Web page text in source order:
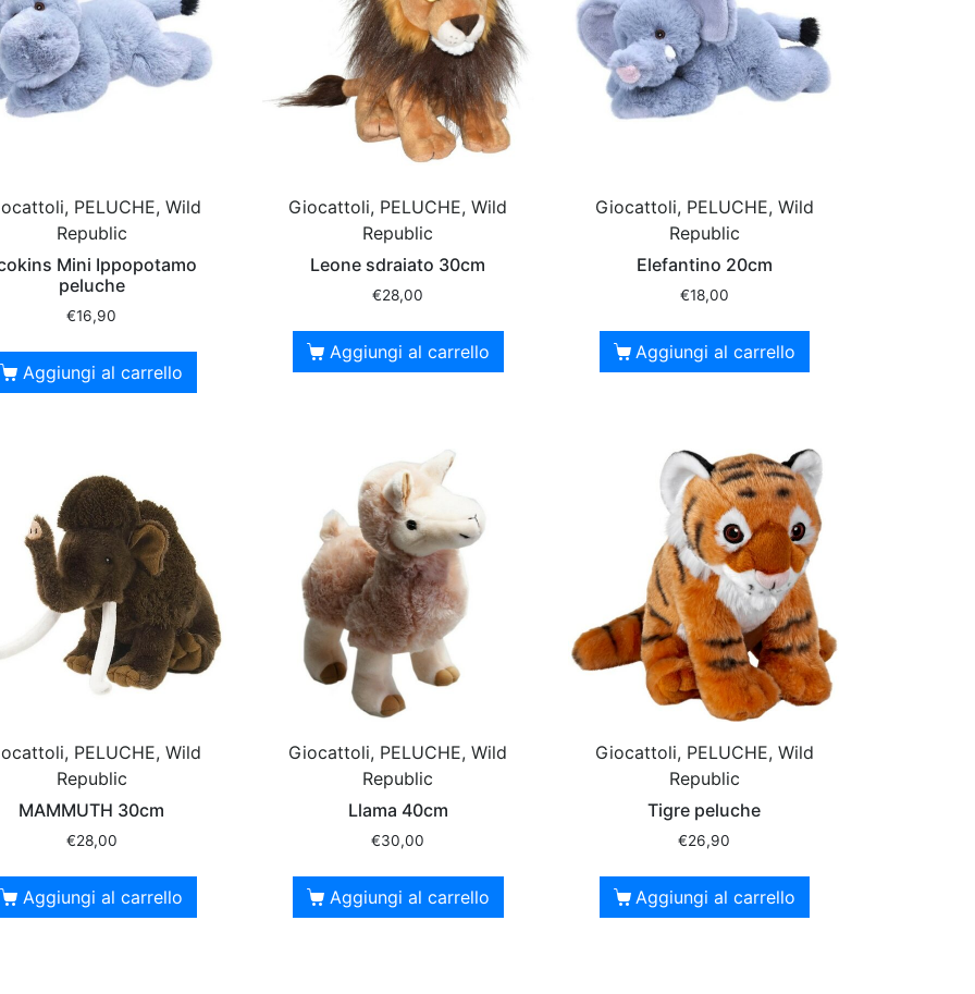
PELUCHE, Wild
Republic
Mini Ippopotamo
peluche
€16,90
Aggiungi al carrello
Giocattoli, PELUCHE, Wild
Republic
Leone sdraiato 30cm
€28,00
Aggiungi al carrello
Giocattoli, PELUCHE, Wild
Republic
Elefantino 20cm
€18,00
Aggiungi al carrello
PELUCHE, Wild
Republic
MAMMUTH 30cm
€28,00
Aggiungi al carrello
Giocattoli, PELUCHE, Wild
Republic
Llama 40cm
€30,00
Aggiungi al carrello
Giocattoli, PELUCHE, Wild
Republic
Tigre peluche
€26,90
Aggiungi al carrello